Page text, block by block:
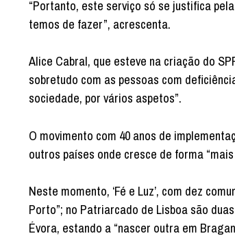
“Portanto, este serviço só se justifica
temos de fazer”, acrescenta.
Alice Cabral, que esteve na criação do
sobretudo com as pessoas com
sociedade, por vários aspetos”.
O movimento com 40 anos de
outros países onde cresce de forma
Neste momento, ‘Fé e Luz’, com dez
Porto”; no Patriarcado de Lisboa são
Évora, estando a “nascer outra em